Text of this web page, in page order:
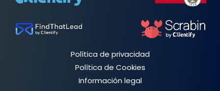
Política de privacidad
Política de Cookies
Información legal